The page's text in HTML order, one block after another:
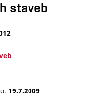
staveb
19.7.2009